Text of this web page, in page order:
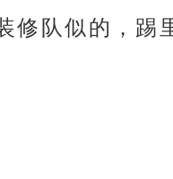
修队似的，踢